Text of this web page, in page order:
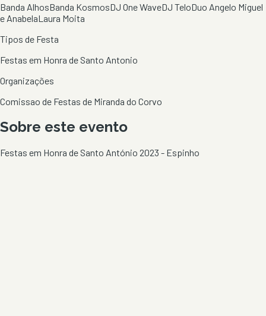
Banda AlhosBanda KosmosDJ One WaveDJ TeloDuo Angelo Miguel
e AnabelaLaura Moita
Tipos de Festa
Festas em Honra de Santo Antonio
Organizações
Comissao de Festas de Miranda do Corvo
Sobre este evento
Festas em Honra de Santo António 2023 - Espinho